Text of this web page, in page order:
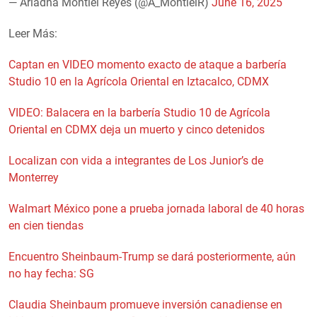
Leer Más:
Captan en VIDEO momento exacto de ataque a barbería
Studio 10 en la Agrícola Oriental en Iztacalco, CDMX
VIDEO: Balacera en la barbería Studio 10 de Agrícola
Oriental en CDMX deja un muerto y cinco detenidos
Localizan con vida a integrantes de Los Junior’s de
Monterrey
Walmart México pone a prueba jornada laboral de 40 horas
en cien tiendas
Encuentro Sheinbaum-Trump se dará posteriormente, aún
no hay fecha: SG
Claudia Sheinbaum promueve inversión canadiense en